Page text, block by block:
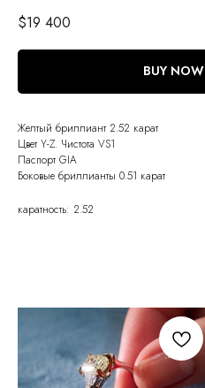
$19 400
BUY NOW
Желтый бриллиант 2.52 карат
Цвет Y-Z. Чистота VS1
Паспорт GIA
Боковые бриллианты 0.51 карат
каратность: 2.52